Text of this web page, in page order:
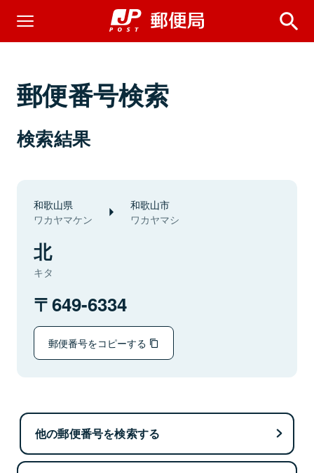
郵便番号検索
検索結果
和歌山県
ワカヤマケン
和歌山市
ワカヤマシ
北
キタ
649-6334
郵便番号をコピーする
他の郵便番号を検索する